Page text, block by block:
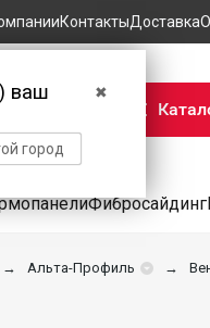
✖
ваш
город
КонтактыДоставка
Фибросайдинг
Альта-Профиль